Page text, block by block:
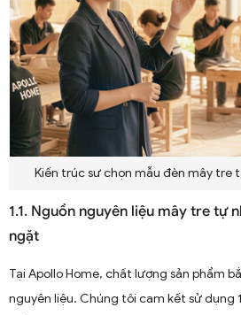
Kiến trúc sư chọn mẫu đèn mây tre
1.1. Nguồn nguyên liệu mây tre tự
ngặt
Tại Apollo Home, chất lượng sản phẩm
nguyên liệu. Chúng tôi cam kết sử dụng